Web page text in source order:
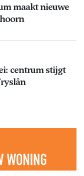
maakt nieuwe
centrum stijgt